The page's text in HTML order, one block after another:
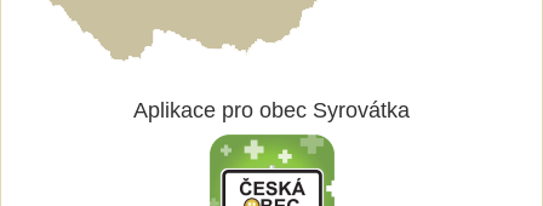
Aplikace pro obec Syrovátka